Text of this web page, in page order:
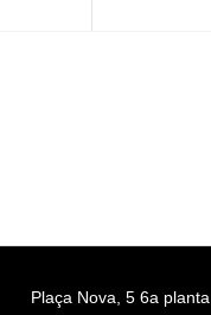
Plaça Nova, 5 6a planta